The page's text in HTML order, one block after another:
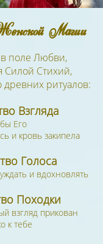
Магии
в поле Любви,
Силой Стихий,
древних ритуалов:​
Взгляда
Его
и кровь закипела
Голоса
и вдохновлять
Походки
взгляд прикован
к тебе